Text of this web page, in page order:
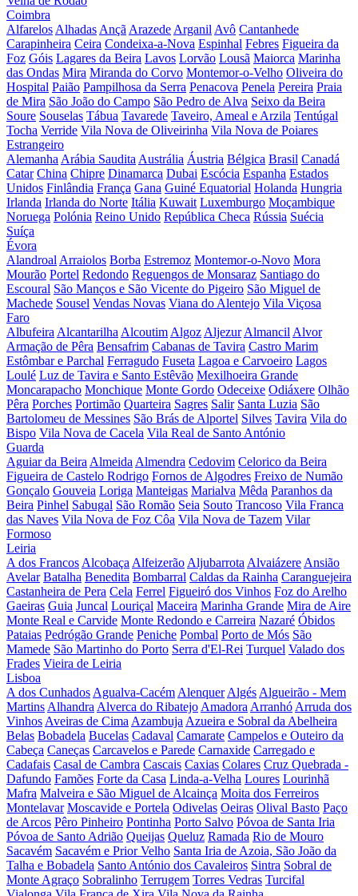
Coimbra
Alfarelos Alhadas Ançã Arazede Arganil Avô Cantanhede
Carapinheira Ceira Condeixa-a-Nova Espinhal Febres Figueira da
Foz Góis Lagares da Beira Lavos Lorvão Lousã Maiorca Marinha
das Ondas Mira Miranda do Corvo Montemor-o-Velho Oliveira do
Hospital Paião Pampilhosa da Serra Penacova Penela Pereira Praia
de Mira São João do Campo São Pedro de Alva Seixo da Beira
Soure Souselas Tábua Tavarede Taveiro, Ameal e Arzila Tentúgal
Tocha Verride Vila Nova de Oliveirinha Vila Nova de Poiares
Estrangeiro
Alemanha Arábia Saudita Austrália Áustria Bélgica Brasil Canadá
Catar China Chipre Dinamarca Dubai Escócia Espanha Estados
Unidos Finlândia França Gana Guiné Equatorial Holanda Hungria
Irlanda Irlanda do Norte Itália Kuwait Luxemburgo Moçambique
Noruega Polónia Reino Unido República Checa Rússia Suécia
Suíça
Évora
Alandroal Arraiolos Borba Estremoz Montemor-o-Novo Mora
Mourão Portel Redondo Reguengos de Monsaraz Santiago do
Escoural São Manços e São Vicente do Pigeiro São Miguel de
Machede Sousel Vendas Novas Viana do Alentejo Vila Viçosa
Faro
Albufeira Alcantarilha Alcoutim Algoz Aljezur Almancil Alvor
Armação de Pêra Bensafrim Cabanas de Tavira Castro Marim
Estômbar e Parchal Ferragudo Fuseta Lagoa e Carvoeiro Lagos
Loulé Luz de Tavira e Santo Estêvão Mexilhoeira Grande
Moncarapacho Monchique Monte Gordo Odeceixe Odiáxere Olhão
Pêra Porches Portimão Quarteira Sagres Salir Santa Luzia São
Bartolomeu de Messines São Brás de Alportel Silves Tavira Vila do
Bispo Vila Nova de Cacela Vila Real de Santo António
Guarda
Aguiar da Beira Almeida Almendra Cedovim Celorico da Beira
Figueira de Castelo Rodrigo Fornos de Algodres Freixo de Numão
Gonçalo Gouveia Loriga Manteigas Marialva Mêda Paranhos da
Beira Pinhel Sabugal São Romão Seia Souto Trancoso Vila Franca
das Naves Vila Nova de Foz Côa Vila Nova de Tazem Vilar
Formoso
Leiria
A dos Francos Alcobaça Alfeizerão Aljubarrota Alvaiázere Ansião
Avelar Batalha Benedita Bombarral Caldas da Rainha Caranguejeira
Castanheira de Pera Cela Ferrel Figueiró dos Vinhos Foz do Arelho
Gaeiras Guia Juncal Louriçal Maceira Marinha Grande Mira de Aire
Monte Real e Carvide Monte Redondo e Carreira Nazaré Óbidos
Pataias Pedrógão Grande Peniche Pombal Porto de Mós São
Mamede São Martinho do Porto Serra d'El-Rei Turquel Valado dos
Frades Vieira de Leiria
Lisboa
A dos Cunhados Agualva-Cacém Alenquer Algés Algueirão - Mem
Martins Alhandra Alverca do Ribatejo Amadora Arranhó Arruda dos
Vinhos Aveiras de Cima Azambuja Azueira e Sobral da Abelheira
Belas Bobadela Bucelas Cadaval Camarate Campelos e Outeiro da
Cabeça Caneças Carcavelos e Parede Carnaxide Carregado e
Cadafais Casal de Cambra Cascais Caxias Colares Cruz Quebrada -
Dafundo Famões Forte da Casa Linda-a-Velha Loures Lourinhã
Mafra Malveira e São Miguel de Alcainça Moita dos Ferreiros
Montelavar Moscavide e Portela Odivelas Oeiras Olival Basto Paço
de Arcos Pêro Pinheiro Pontinha Porto Salvo Póvoa de Santa Iria
Póvoa de Santo Adrião Queijas Queluz Ramada Rio de Mouro
Sacavém Sacavém e Prior Velho Santa Iria de Azoia, São João da
Talha e Bobadela Santo António dos Cavaleiros Sintra Sobral de
Monte Agraço Sobralinho Terrugem Torres Vedras Turcifal